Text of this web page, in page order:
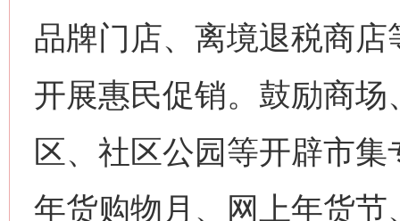
品牌门店、离境退税商
开展惠民促销。鼓励商
区、社区公园等开辟市
年货购物月、网上年货